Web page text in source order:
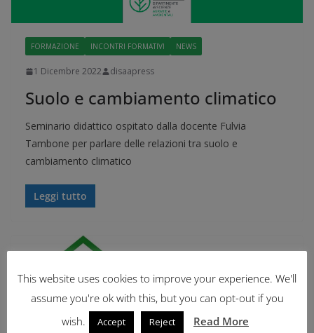
FORMAZIONE INCONTRI FORMATIVI NEWS
1 Dicembre 2022 disaapress
Suolo e cambiamento climatico
Seminario didattico ospitato dalla docente Fulvia
Tambone per parlare delle relazioni tra suolo e
cambiamento climatico
Leggi tutto
This website uses cookies to improve your experience. We'll
assume you're ok with this, but you can opt-out if you
wish.
Accept Reject Read More